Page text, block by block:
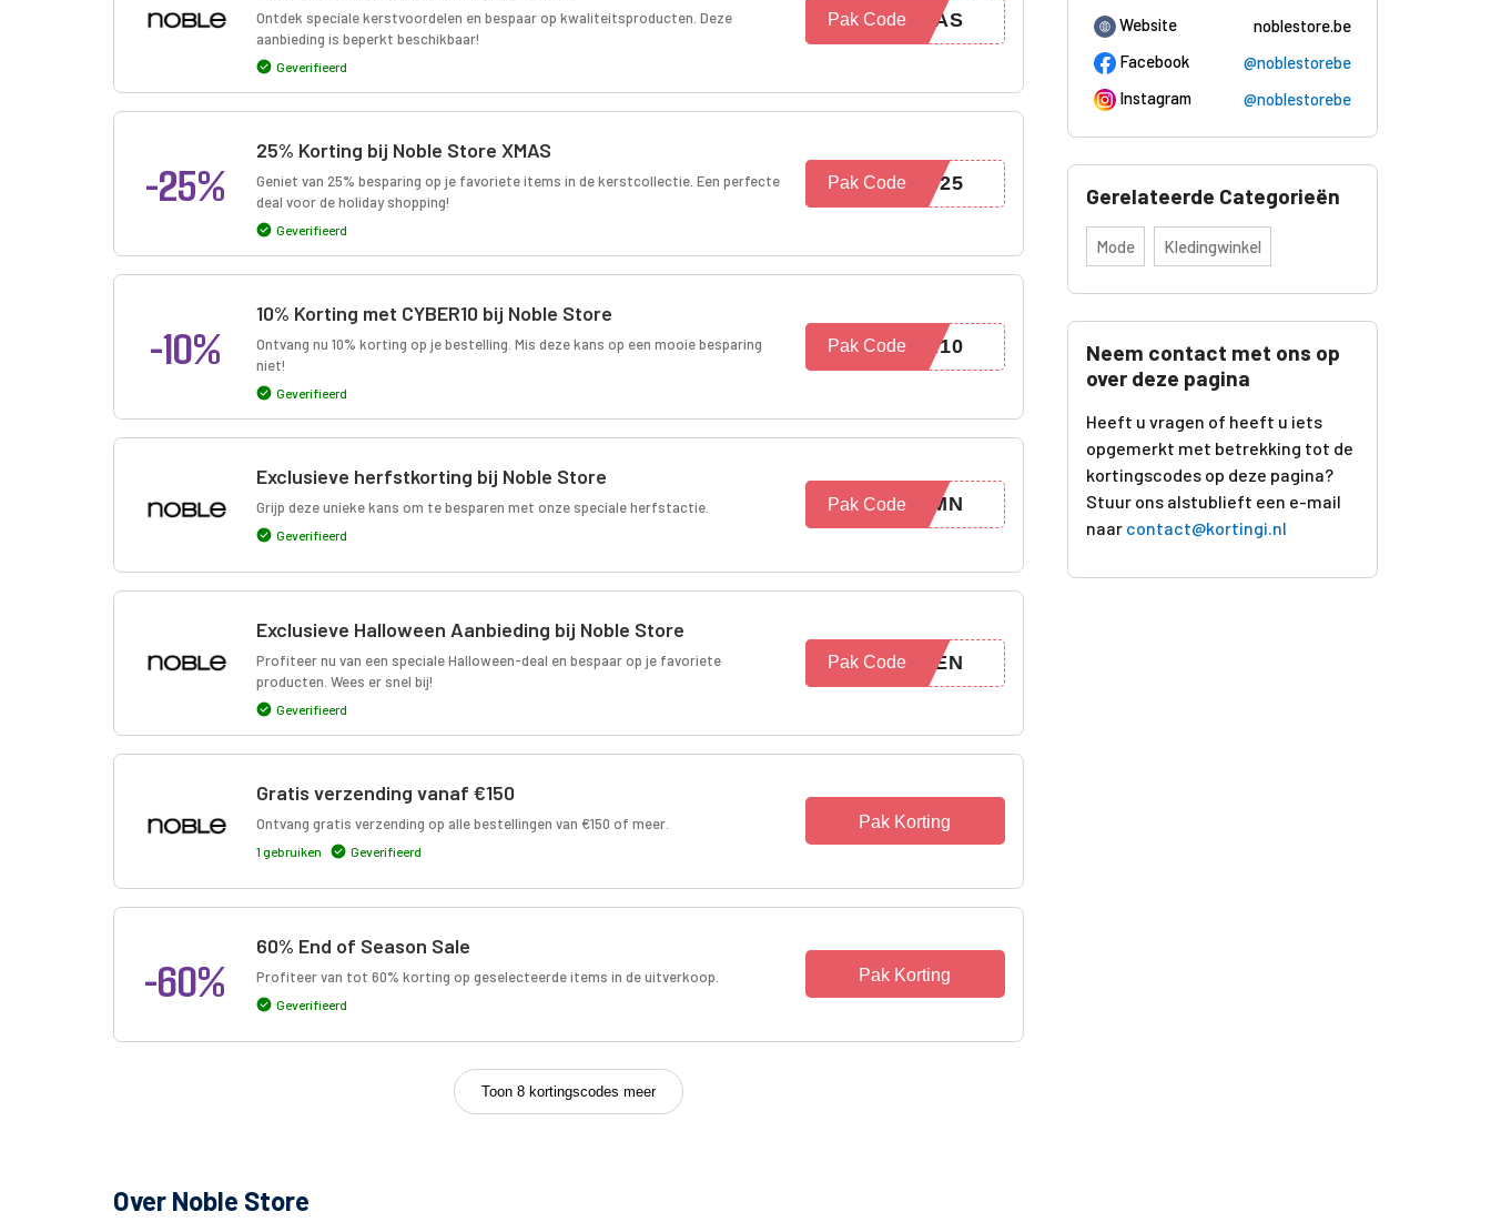
Ontdek speciale kerstvoordelen en bespaar op kwaliteitsproducten. Deze
aanbieding is beperkt beschikbaar!
Geverifieerd
XMAS
Pak Code
-25%
25% Korting bij Noble Store XMAS
Geniet van 25% besparing op je favoriete items in de kerstcollectie. Een perfecte
deal voor de holiday shopping!
Geverifieerd
AS25
Pak Code
-10%
10% Korting met CYBER10 bij Noble Store
Ontvang nu 10% korting op je bestelling. Mis deze kans op een mooie besparing
niet!
Geverifieerd
ER10
Pak Code
Exclusieve herfstkorting bij Noble Store
Grijp deze unieke kans om te besparen met onze speciale herfstactie.
Geverifieerd
TUMN
Pak Code
Exclusieve Halloween Aanbieding bij Noble Store
Profiteer nu van een speciale Halloween-deal en bespaar op je favoriete
producten. Wees er snel bij!
Geverifieerd
WEEN
Pak Code
Gratis verzending vanaf €150
Ontvang gratis verzending op alle bestellingen van €150 of meer.
1 gebruiken Geverifieerd
Pak Korting
-60%
60% End of Season Sale
Profiteer van tot 60% korting op geselecteerde items in de uitverkoop.
Geverifieerd
Pak Korting
Toon 8 kortingscodes meer
Over Noble Store
Website
noblestore.be
Facebook
@noblestorebe
Instagram
@noblestorebe
Gerelateerde Categorieën
Mode Kledingwinkel
Neem contact met ons op
over deze pagina
Heeft u vragen of heeft u iets
opgemerkt met betrekking tot de
kortingscodes op deze pagina?
Stuur ons alstublieft een e-mail
naar contact@kortingi.nl